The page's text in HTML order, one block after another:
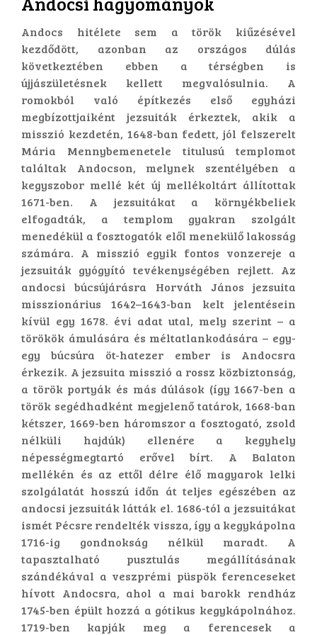
Andocs hitélete sem a török kiűzésével
kezdődött, azonban az országos dúlás
következtében ebben a térségben is
újjászületésnek kellett megvalósulnia. A
romokból való építkezés első egyházi
megbízottjaiként jezsuiták érkeztek, akik a
misszió kezdetén, 1648-ban fedett, jól felszerelt
Mária Mennybemenetele titulusú templomot
találtak Andocson, melynek szentélyében a
kegyszobor mellé két új mellékoltárt állítottak
1671-ben. A jezsuitákat a környékbeliek
elfogadták, a templom gyakran szolgált
menedékül a fosztogatók elől menekülő lakosság
számára. A misszió egyik fontos vonzereje a
jezsuiták gyógyító tevékenységében rejlett. Az
andocsi búcsújárásra Horváth János jezsuita
misszionárius 1642–1643-ban kelt jelentésein
kívül egy 1678. évi adat utal, mely szerint – a
törökök ámulására és méltatlankodására – egy-
egy búcsúra öt-hatezer ember is Andocsra
érkezik. A jezsuita misszió a rossz közbiztonság,
a török portyák és más dúlások (így 1667-ben a
török segédhadként megjelenő tatárok, 1668-ban
kétszer, 1669-ben háromszor a fosztogató, zsold
nélküli hajdúk) ellenére a kegyhely
népességmegtartó erővel bírt. A Balaton
mellékén és az ettől délre élő magyarok lelki
szolgálatát hosszú időn át teljes egészében az
andocsi jezsuiták látták el. 1686-tól a jezsuitákat
ismét Pécsre rendelték vissza, így a kegykápolna
1716-ig gondnokság nélkül maradt. A
tapasztalható pusztulás megállításának
szándékával a veszprémi püspök ferenceseket
hívott Andocsra, ahol a mai barokk rendház
1745-ben épült hozzá a gótikus kegykápolnához.
1719-ben kapják meg a ferencesek a